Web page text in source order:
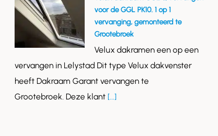
voor de GGL PK10. 1 op 1
vervanging, gemonteerd te
Grootebroek
Velux dakramen een op een
vervangen in Lelystad Dit type Velux dakvenster
heeft Dakraam Garant vervangen te
Grootebroek. Deze klant [...]